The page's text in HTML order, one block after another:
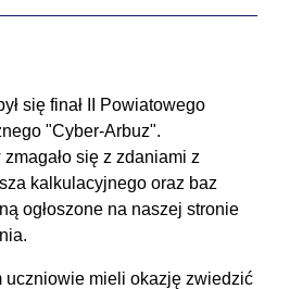
się finał II Powiatowego
"Cyber-Arbuz".
się z zdaniami z
kalkulacyjnego oraz baz
ogłoszone na naszej stronie
uczniowie mieli okazję zwiedzić